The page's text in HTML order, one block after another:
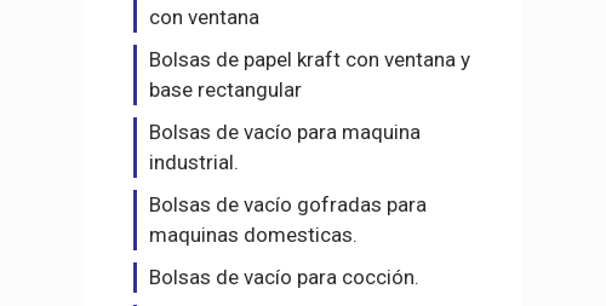
con ventana
Bolsas de papel kraft con ventana y
base rectangular
Bolsas de vacío para maquina
industrial.
Bolsas de vacío gofradas para
maquinas domesticas.
Bolsas de vacío para cocción.